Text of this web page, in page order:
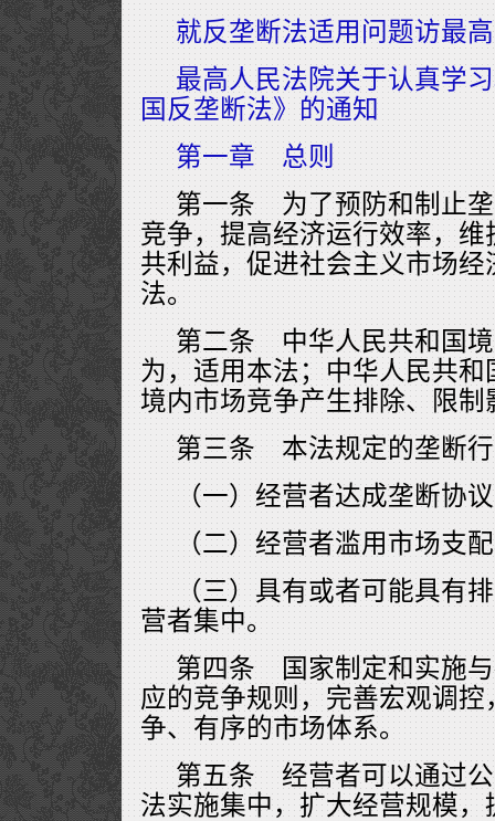
就反垄断法适用问题访最
最高人民法院关于认真学
国反垄断法》的通知
第一章 总则
第一条 为了预防和制止
竞争，提高经济运行效率，
共利益，促进社会主义市场
法。
第二条 中华人民共和国
为，适用本法；中华人民共
境内市场竞争产生排除、限
第三条 本法规定的垄断
（一）经营者达成垄断协
（二）经营者滥用市场支
（三）具有或者可能具有
营者集中。
第四条 国家制定和实施
应的竞争规则，完善宏观调
争、有序的市场体系。
第五条 经营者可以通过
法实施集中，扩大经营规模